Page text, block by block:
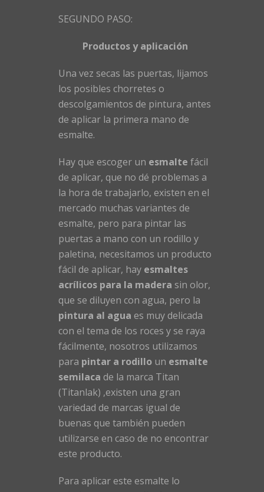
SEGUNDO PASO:
Productos y aplicación
Una vez secas las puertas, lijamos
los posibles chorretes o
descolgamientos de pintura, antes
de aplicar la primera mano de
esmalte.
Hay que escoger un esmalte fácil
de aplicar, que no dé problemas a
la hora de trabajarlo, existen en el
mercado muchas variantes de
esmalte, pero para pintar las
puertas a mano con un rodillo y
paletina, necesitamos un producto
fácil de aplicar, hay esmaltes
acrílicos para la madera sin olor,
que se diluyen con agua, pero la
pintura al agua es muy delicada
con el tema de los roces y se raya
fácilmente, nosotros utilizamos
para pintar a rodillo un esmalte
semilaca de la marca Titan
(Titanlak) ,existen una gran
variedad de marcas igual de
buenas que también pueden
utilizarse en caso de no encontrar
este producto.
Para aplicar este esmalte lo